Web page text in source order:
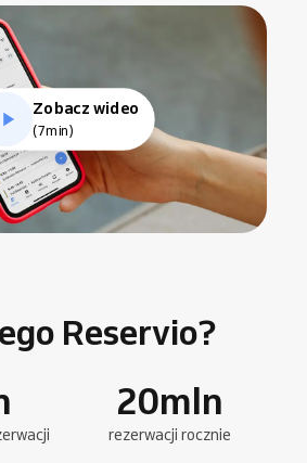
Zobacz wideo
(7min)
Reservio?
20mln
rezerwacji rocznie